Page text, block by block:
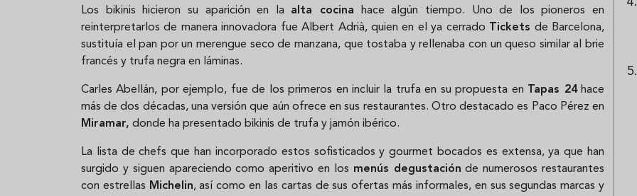
Los bikinis hicieron su aparición en la alta cocina hace algún tiempo. Uno de los pioneros en
reinterpretarlos de manera innovadora fue Albert Adrià, quien en el ya cerrado Tickets de Barcelona,
sustituía el pan por un merengue seco de manzana, que tostaba y rellenaba con un queso similar al brie
francés y trufa negra en láminas.
Carles Abellán, por ejemplo, fue de los primeros en incluir la trufa en su propuesta en Tapas 24hace
más de dos décadas, una versión que aún ofrece en sus restaurantes. Otro destacado es Paco Pérez en
Miramar, donde ha presentado bikinis de trufa y jamón ibérico.
La lista de chefs que han incorporado estos sofisticados y gourmet bocados es extensa, ya que han
surgido y siguen apareciendo como aperitivo en los menús degustación de numerosos restaurantes
con estrellas Michelin, así como en las cartas de sus ofertas más informales, en sus segundas marcas y